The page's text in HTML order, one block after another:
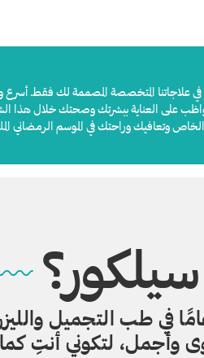
المتخصصة المصممة لك فقط. أسرع
على العناية ببشرتك وصحتك خلال هذا
وتعافيك وراحتك في الموسم الرمضاني
سيلكور؟
25 عامًا في طب التجميل
وأجمل، لتكوني أنتِ